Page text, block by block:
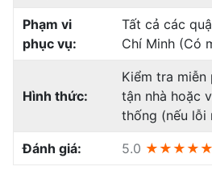
Phạm vi
phục vụ:
Tất cả các
Chí Minh (Có
Hình thức:
Kiểm tra miễn
tận nhà hoặc
thống (nếu lỗi
Đánh giá: 5.0 ★★★★★